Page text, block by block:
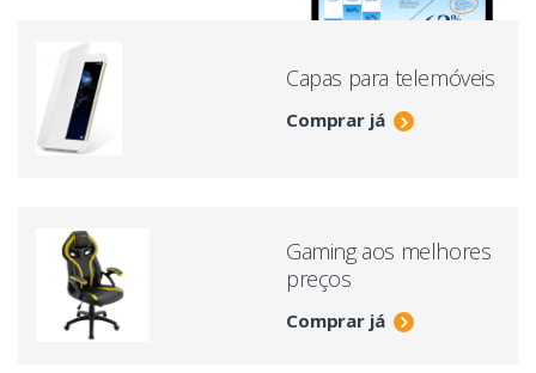
Capas para telemóveis
Comprar já
Gaming aos melhores
preços
Comprar já